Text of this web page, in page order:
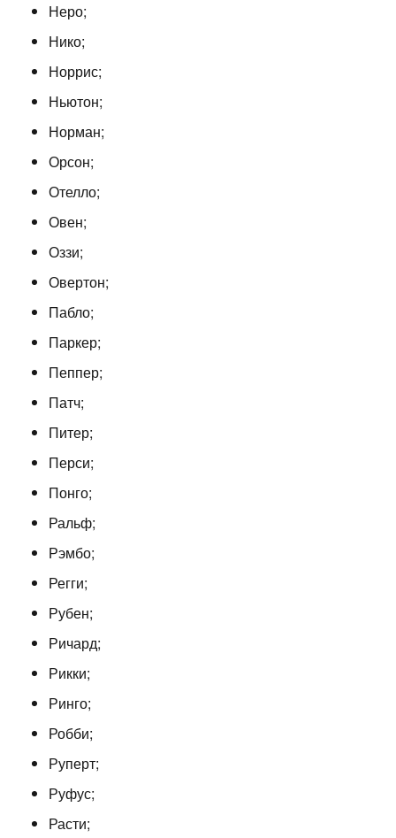
Неро;
Нико;
Норрис;
Ньютон;
Норман;
Орсон;
Отелло;
Овен;
Оззи;
Овертон;
Пабло;
Паркер;
Пеппер;
Патч;
Питер;
Перси;
Понго;
Ральф;
Рэмбо;
Регги;
Рубен;
Ричард;
Рикки;
Ринго;
Робби;
Руперт;
Руфус;
Расти;